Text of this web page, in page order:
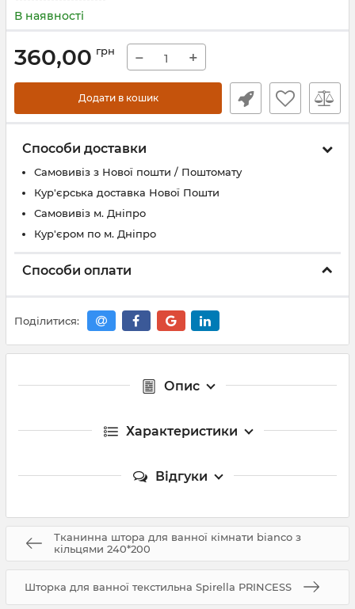
В наявності
360,00 грн − +
Додати в кошик
Способи доставки
Самовивіз з Нової пошти / Поштомату
Кур'єрська доставка Нової Пошти
Самовивіз м. Дніпро
Кур'єром по м. Дніпро
Способи оплати
Поділитися:
Опис
Характеристики
Відгуки
Тканинна штора для ванної кімнати bianco з
кільцями 240*200
Шторка для ванної текстильна Spirella PRINCESS